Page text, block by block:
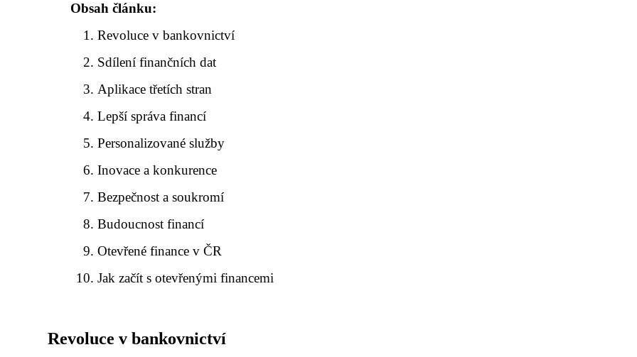
Obsah článku:
Revoluce v bankovnictví
Sdílení finančních dat
Aplikace třetích stran
Lepší správa financí
Personalizované služby
Inovace a konkurence
Bezpečnost a soukromí
Budoucnost financí
Otevřené finance v ČR
Jak začít s otevřenými financemi
Revoluce v bankovnictví